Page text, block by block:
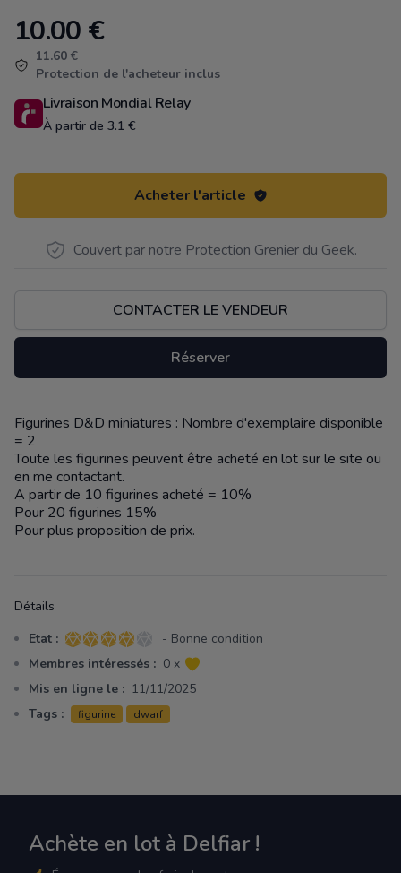
Product information
10.00 €
11.60 €
Protection de l'acheteur inclus
Livraison Mondial Relay
À partir de 3.1 €
Acheter l'article
Couvert par notre Protection Grenier du Geek.
CONTACTER LE VENDEUR
Réserver
Description
Figurines D&D miniatures : Nombre d'exemplaire disponible
= 2
Toute les figurines peuvent être acheté en lot sur le site ou
en me contactant.
A partir de 10 figurines acheté = 10%
Pour 20 figurines 15%
Pour plus proposition de prix.
Détails
Etat : 4 sur 5 étoiles
- Bonne condition
Membres intéressés : 0 x
Mis en ligne le : 11/11/2025
Tags :
figurine dwarf
Achète en lot à Delfiar !